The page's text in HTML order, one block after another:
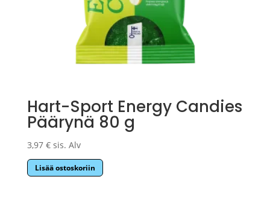
Hart-Sport Energy Candies
Päärynä 80 g
3,97 € sis. Alv
Lisää ostoskoriin